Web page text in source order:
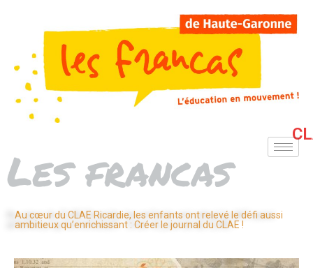
Les francas
Au cœur du CLAE Ricardie, les enfants ont relevé le défi aussi
ambitieux qu’enrichissant : Créer le journal du CLAE !